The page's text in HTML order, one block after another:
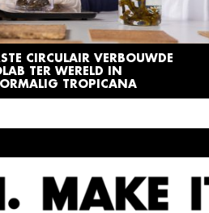
CIRCULAIR VERBOUWDE
TER WERELD IN
TROPICANA